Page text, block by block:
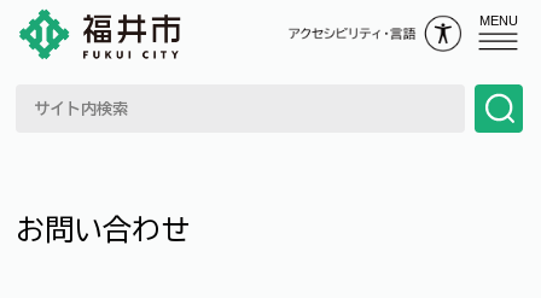
MENU
お問い合わせ